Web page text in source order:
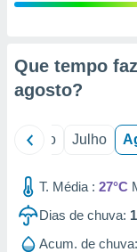
através
estudos
Que tempo
agosto?
Junho Julho
T. Média : 27°C
Dias de chuva:
Acum. de chuva: